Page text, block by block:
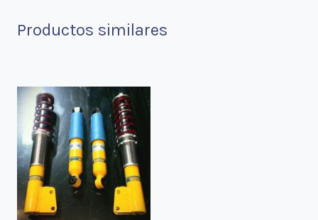
Productos similares